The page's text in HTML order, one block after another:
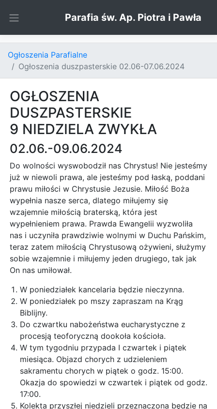
Parafia św. Ap. Piotra i Pawła
Ogłoszenia Parafialne
Ogłoszenia duszpasterskie 02.06-07.06.2024
OGŁOSZENIA
DUSZPASTERSKIE
9 NIEDZIELA ZWYKŁA
02.06.-09.06.2024
Do wolności wyswobodził nas Chrystus! Nie jesteśmy
już w niewoli prawa, ale jesteśmy pod łaską, poddani
prawu miłości w Chrystusie Jezusie. Miłość Boża
wypełnia nasze serca, dlatego miłujemy się
wzajemnie miłością braterską, która jest
wypełnieniem prawa. Prawda Ewangelii wyzwoliła
nas i uczyniła prawdziwie wolnymi w Duchu Pańskim,
teraz zatem miłością Chrystusową ożywieni, służymy
sobie wzajemnie i miłujemy jeden drugiego, tak jak
On nas umiłował.
W poniedziałek kancelaria będzie nieczynna.
W poniedziałek po mszy zapraszam na Krąg
Biblijny.
Do czwartku nabożeństwa eucharystyczne z
procesją teoforyczną dookoła kościoła.
W tym tygodniu przypada I czwartek i piątek
miesiąca. Objazd chorych z udzieleniem
sakramentu chorych w piątek o godz. 15:00.
Okazja do spowiedzi w czwartek i piątek od godz.
17:00.
Kolekta przyszłej niedzieli przeznaczona będzie na